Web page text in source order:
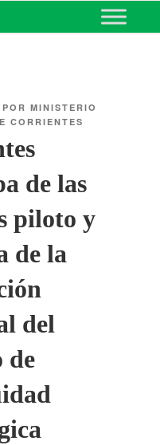
PORMINISTERIO
CORRIENTES
de las
piloto y
de la
del
de